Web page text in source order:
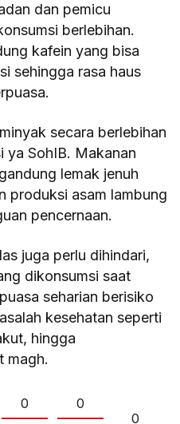
dan pemicu
berlebihan.
kafein yang bisa
sehingga rasa haus
secara berlebihan
ya SohIB. Makanan
lemak jenuh
produksi asam lambung
pencernaan.
juga perlu dihindari,
dikonsumsi saat
seharian berisiko
kesehatan seperti
hingga
magh.
0
0
0